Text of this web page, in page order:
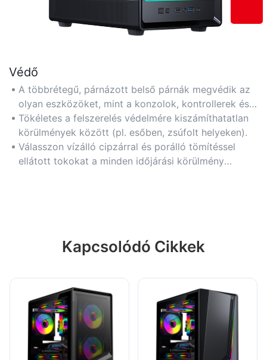
Védő
A többrétegű, párnázott belső párnák megvédik az
olyan eszközöket, mint a konzolok, kontrollerek és
VR-szemüvegek az ütésektől.
Tökéletes a felszerelés védelmére kiszámíthatatlan
körülmények között (pl. esőben, zsúfolt helyeken).
Válasszon vízálló cipzárral és porálló tömítéssel
ellátott tokokat a minden időjárási körülmény
Kapcsolódó Cikkek